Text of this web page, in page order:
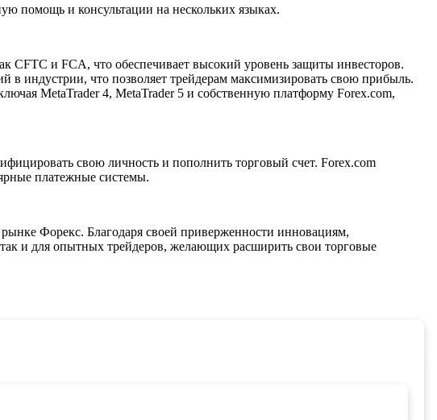
помощь и консультации на нескольких языках.
CFTC и FCA, что обеспечивает высокий уровень защиты инвесторов.
в индустрии, что позволяет трейдерам максимизировать свою прибыль.
MetaTrader 4, MetaTrader 5 и собственную платформу Forex.com,
свою личность и пополнить торговый счет. Forex.com
платежные системы.
Форекс. Благодаря своей приверженности инновациям,
и для опытных трейдеров, желающих расширить свои торговые